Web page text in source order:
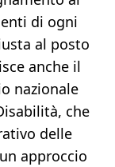
di ogni
al posto
anche il
nazionale
che
delle
approccio